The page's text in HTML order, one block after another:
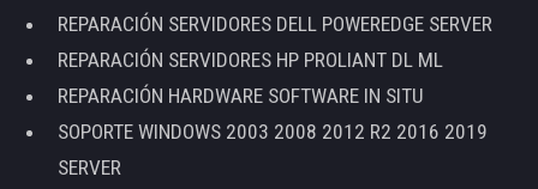
REPARACIÓN SERVIDORES DELL POWEREDGE SERVER
REPARACIÓN SERVIDORES HP PROLIANT DL ML
REPARACIÓN HARDWARE SOFTWARE IN SITU
SOPORTE WINDOWS 2003 2008 2012 R2 2016 2019
SERVER